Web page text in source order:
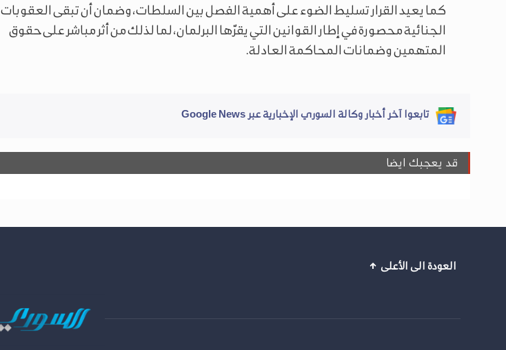
كما يعيد القرار تسليط الضوء على أهمية الفصل بين السلطات، وضمان أن تبقى العقوبات
الجنائية محصورة في إطار القوانين التي يقرّها البرلمان، لما لذلك من أثر مباشر على حقوق
المتهمين وضمانات المحاكمة العادلة.
تابعوا آخر أخبار وكالة السوري الإخبارية عبر Google News
قد يعجبك ايضا
العودة الى الأعلى